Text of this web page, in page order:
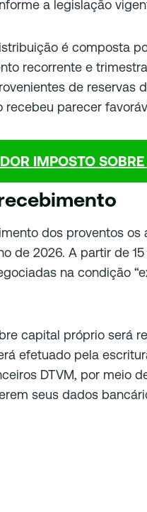
a legislação
é composta
recorrente e
de reservas
recebeu parecer
IMPOSTO
dos proventos
de 2026. A partir de
na condição
capital próprio será
efetuado pela
DTVM, por meio
seus dados